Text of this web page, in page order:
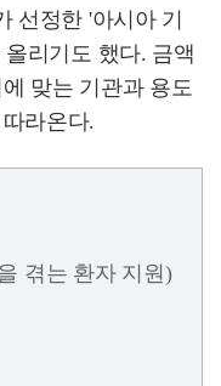
선정한 '아시아 기
리기도 했다. 금액
맞는 기관과 용도
라온다.
겪는 환자 지원)